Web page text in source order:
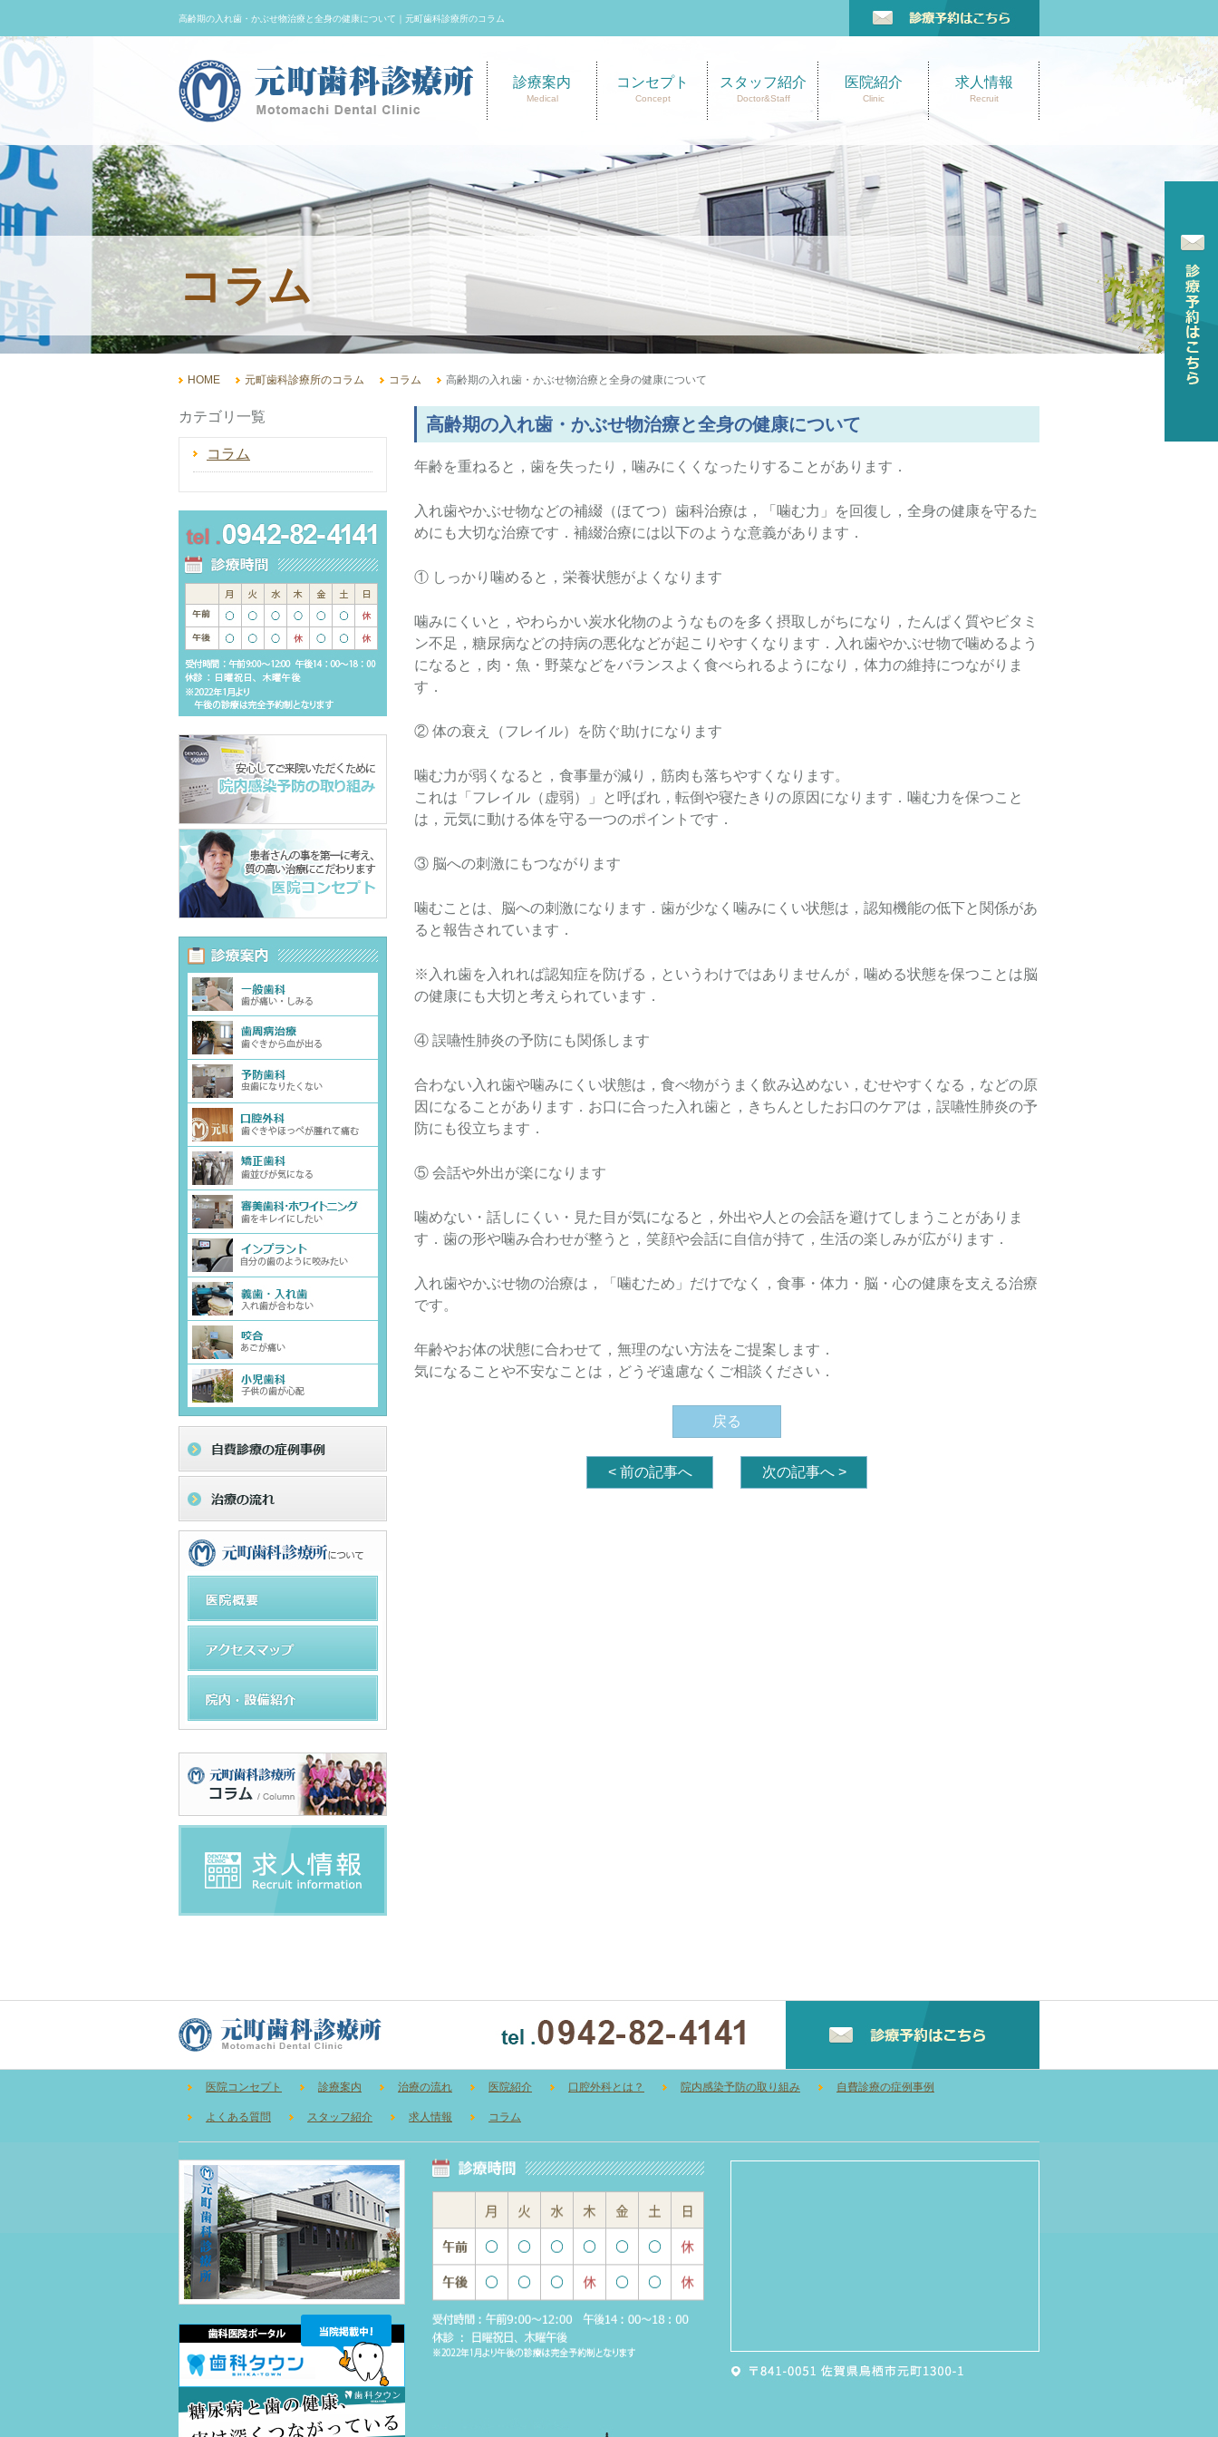
高齢期の入れ歯・かぶせ物治療と全身の健康について｜元町歯科診療所のコラム
診療案内
Medical
コンセプト
Concept
スタッフ紹介
Doctor&Staff
医院紹介
Clinic
求人情報
Recruit
コラム
HOME 元町歯科診療所のコラム コラム 高齢期の入れ歯・かぶせ物治療と全身の健康について
高齢期の入れ歯・かぶせ物治療と全身の健康について
年齢を重ねると，歯を失ったり，噛みにくくなったりすることがあります．
入れ歯やかぶせ物などの補綴（ほてつ）歯科治療は，「噛む力」を回復し，全身の健康を守るた
めにも大切な治療です．補綴治療には以下のような意義があります．
① しっかり噛めると，栄養状態がよくなります
噛みにくいと，やわらかい炭水化物のようなものを多く摂取しがちになり，たんぱく質やビタミ
ン不足，糖尿病などの持病の悪化などが起こりやすくなります．入れ歯やかぶせ物で噛めるよう
になると，肉・魚・野菜などをバランスよく食べられるようになり，体力の維持につながりま
す．
② 体の衰え（フレイル）を防ぐ助けになります
噛む力が弱くなると，食事量が減り，筋肉も落ちやすくなります。
これは「フレイル（虚弱）」と呼ばれ，転倒や寝たきりの原因になります．噛む力を保つこと
は，元気に動ける体を守る一つのポイントです．
③ 脳への刺激にもつながります
噛むことは、脳への刺激になります．歯が少なく噛みにくい状態は，認知機能の低下と関係があ
ると報告されています．
※入れ歯を入れれば認知症を防げる，というわけではありませんが，噛める状態を保つことは脳
の健康にも大切と考えられています．
④ 誤嚥性肺炎の予防にも関係します
合わない入れ歯や噛みにくい状態は，食べ物がうまく飲み込めない，むせやすくなる，などの原
因になることがあります．お口に合った入れ歯と，きちんとしたお口のケアは，誤嚥性肺炎の予
防にも役立ちます．
⑤ 会話や外出が楽になります
噛めない・話しにくい・見た目が気になると，外出や人との会話を避けてしまうことがありま
す．歯の形や噛み合わせが整うと，笑顔や会話に自信が持て，生活の楽しみが広がります．
入れ歯やかぶせ物の治療は，「噛むため」だけでなく，食事・体力・脳・心の健康を支える治療
です。
年齢やお体の状態に合わせて，無理のない方法をご提案します．
気になることや不安なことは，どうぞ遠慮なくご相談ください．
戻る
< 前の記事へ 次の記事へ>
カテゴリ一覧
コラム
医院コンセプト 診療案内 治療の流れ 医院紹介 口腔外科とは？ 院内感染予防の取り組み 自費診療の症例事例
よくある質問 スタッフ紹介 求人情報 コラム